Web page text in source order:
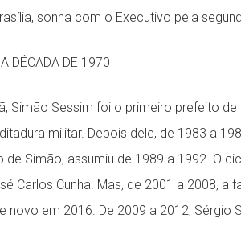
sonha com o Executivo pela
DÉCADA DE 1970
Simão Sessim foi o primeiro prefeito de
militar. Depois dele, de 1983 a
de Simão, assumiu de 1989 a 1992. O
Carlos Cunha. Mas, de 2001 a 2008, a
novo em 2016. De 2009 a 2012, Sérgio